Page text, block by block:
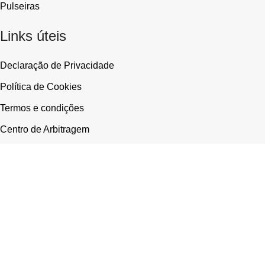
Pulseiras
Links úteis
Declaração de Privacidade
Política de Cookies
Termos e condições
Centro de Arbitragem